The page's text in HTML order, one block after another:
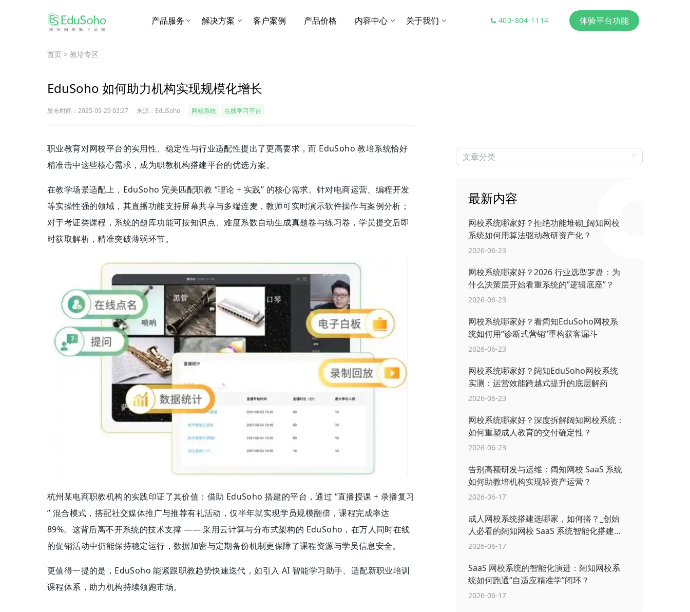
产品服务 解决方案 客户案例 产品价格 内容中心 关于我们 400-804-1114 体验平台功能
首页 > 教培专区
EduSoho 如何助力机构实现规模化增长
发布时间：2025-09-29 02:27 来源：EduSoho 网校系统 在线学习平台
职业教育对网校平台的实用性、稳定性与行业适配性提出了更高要求，而 EduSoho 教培系统恰好
精准击中这些核心需求，成为职教机构搭建平台的优选方案。
在教学场景适配上，EduSoho 完美匹配职教 “理论 + 实践” 的核心需求。针对电商运营、编程开发
等实操性强的领域，其直播功能支持屏幕共享与多端连麦，教师可实时演示软件操作与案例分析；
对于考证类课程，系统的题库功能可按知识点、难度系数自动生成真题卷与练习卷，学员提交后即
时获取解析，精准突破薄弱环节。
杭州某电商职教机构的实践印证了其价值：借助 EduSoho 搭建的平台，通过 “直播授课 + 录播复习
” 混合模式，搭配社交媒体推广与推荐有礼活动，仅半年就实现学员规模翻倍，课程完成率达
89%。这背后离不开系统的技术支撑 —— 采用云计算与分布式架构的 EduSoho，在万人同时在线
的促销活动中仍能保持稳定运行，数据加密与定期备份机制更保障了课程资源与学员信息安全。
更值得一提的是，EduSoho 能紧跟职教趋势快速迭代，如引入 AI 智能学习助手、适配新职业培训
课程体系，助力机构持续领跑市场。
最新内容
网校系统哪家好？拒绝功能堆砌_阔知网校
系统如何用算法驱动教研资产化？
2026-06-23
网校系统哪家好？2026 行业选型罗盘：为
什么决策层开始看重系统的“逻辑底座”？
2026-06-23
网校系统哪家好？看阔知EduSoho网校系
统如何用“诊断式营销”重构获客漏斗
2026-06-23
网校系统哪家好？阔知EduSoho网校系统
实测：运营效能跨越式提升的底层解药
2026-06-23
网校系统哪家好？深度拆解阔知网校系统：
如何重塑成人教育的交付确定性？
2026-06-23
告别高额研发与运维：阔知网校 SaaS 系统
如何助教培机构实现轻资产运营？
2026-06-17
成人网校系统搭建选哪家，如何搭？_创始
人必看的阔知网校 SaaS 系统智能化搭建指
南
2026-06-17
SaaS 网校系统的智能化演进：阔知网校系
统如何跑通“自适应精准学”闭环？
2026-06-17